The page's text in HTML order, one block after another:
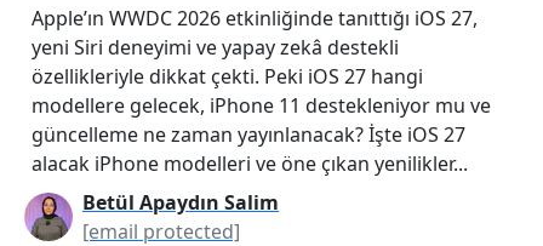
Apple’ın WWDC 2026 etkinliğinde tanıttığı iOS 27,
yeni Siri deneyimi ve yapay zekâ destekli
özellikleriyle dikkat çekti. Peki iOS 27 hangi
modellere gelecek, iPhone 11 destekleniyor mu ve
güncelleme ne zaman yayınlanacak? İşte iOS 27
alacak iPhone modelleri ve öne çıkan yenilikler...
Betül Apaydın Salim
[email protected]